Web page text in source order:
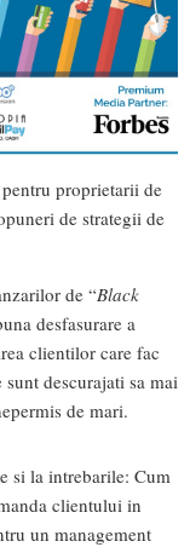
proprietarii de
de strategii de
de “Black
desfasurare a
clientilor care fac
descurajati sa mai
de mari.
si la intrebarile: Cum
clientului in
un management